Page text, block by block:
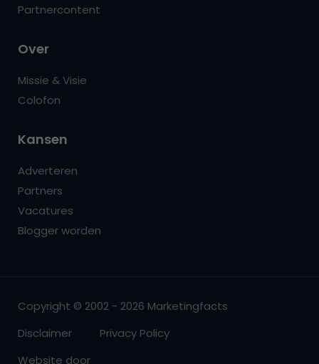
Partnercontent
Over
Missie & Visie
Colofon
Kansen
Adverteren
Partners
Vacatures
Blogger worden
Copyright © 2002 - 2026 Marketingfacts
Disclaimer
Privacy Policy
Website door